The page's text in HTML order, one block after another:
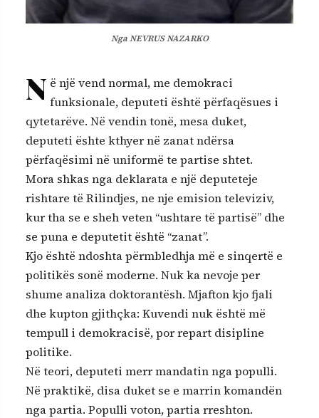
Nga NEVRUS NAZARKO
N ë një vend normal, me demokraci
funksionale, deputeti është përfaqësues i
qytetarëve. Në vendin tonë, mesa duket,
deputeti ështe kthyer në zanat ndërsa
përfaqësimi në uniformë te partise shtet.
Mora shkas nga deklarata e një deputeteje
rishtare të Rilindjes, ne nje emision televiziv,
kur tha se e sheh veten “ushtare të partisë” dhe
se puna e deputetit është “zanat”.
Kjo është ndoshta përmbledhja më e sinqertë e
politikës sonë moderne. Nuk ka nevoje per
shume analiza doktorantësh. Mjafton kjo fjali
dhe kupton gjithçka: Kuvendi nuk është më
tempull i demokracisë, por repart disipline
politike.
Në teori, deputeti merr mandatin nga populli.
Në praktikë, disa duket se e marrin komandën
nga partia. Populli voton, partia rreshton.